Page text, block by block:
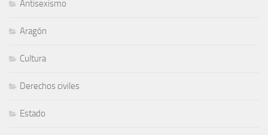
Antisexismo
Aragón
Cultura
Derechos civiles
Estado